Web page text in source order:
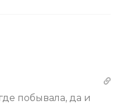
побывала, да и